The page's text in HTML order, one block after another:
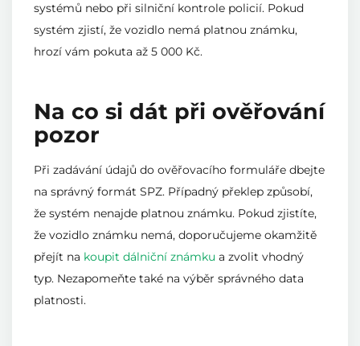
systémů nebo při silniční kontrole policií. Pokud
systém zjistí, že vozidlo nemá platnou známku,
hrozí vám pokuta až 5 000 Kč.
Na co si dát při ověřování
pozor
Při zadávání údajů do ověřovacího formuláře dbejte
na správný formát SPZ. Případný překlep způsobí,
že systém nenajde platnou známku. Pokud zjistíte,
že vozidlo známku nemá, doporučujeme okamžitě
přejít na koupit dálniční známku a zvolit vhodný
typ. Nezapomeňte také na výběr správného data
platnosti.